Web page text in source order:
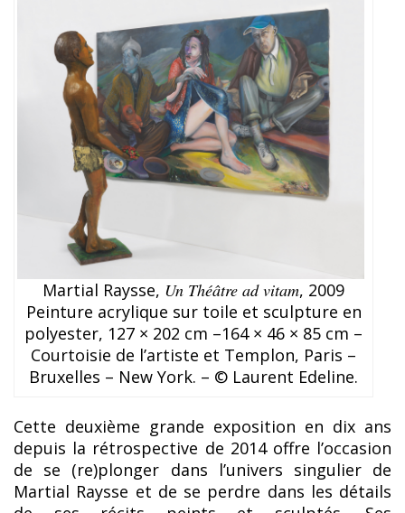
Martial Raysse, Un Théâtre ad vitam, 2009
Peinture acrylique sur toile et sculpture en
polyester, 127 × 202 cm –164 × 46 × 85 cm –
Courtoisie de l’artiste et Templon, Paris –
Bruxelles – New York. – © Laurent Edeline.
Cette deuxième grande exposition en dix ans
depuis la rétrospective de 2014 offre l’occasion
de se (re)plonger dans l’univers singulier de
Martial Raysse et de se perdre dans les détails